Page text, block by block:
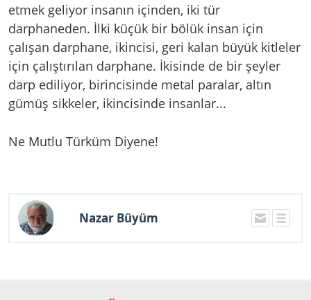
etmek geliyor insanın içinden, iki tür
darphaneden. İlki küçük bir bölük insan için
çalışan darphane, ikincisi, geri kalan büyük kitleler
için çalıştırılan darphane. İkisinde de bir şeyler
darp ediliyor, birincisinde metal paralar, altın
gümüş sikkeler, ikincisinde insanlar...
Ne Mutlu Türküm Diyene!
Nazar Büyüm